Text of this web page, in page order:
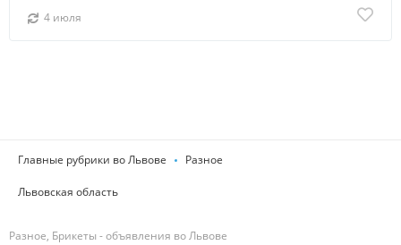
4 июля
Главные рубрики во Львове Разное
Львовская область
Разное, Брикеты - объявления во Львове